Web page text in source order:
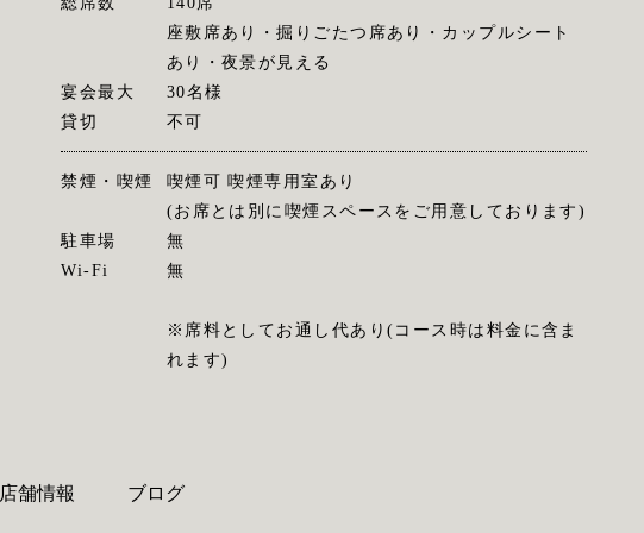
座敷席あり・掘りごたつ席あり・カップルシート
あり・夜景が見える
宴会最大
30名様
貸切
不可
禁煙・喫煙
喫煙可 喫煙専用室あり
(お席とは別に喫煙スペースをご用意しております)
駐車場
無
Wi-Fi
無
※席料としてお通し代あり(コース時は料金に含ま
れます)
店舗情報 ブログ